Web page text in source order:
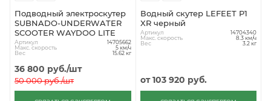
Подводный электроскутер
SUBNADO-UNDERWATER
SCOOTER WAYDOO LITE
Артикул 14705662
Макс. скорость 5 км/ч
Вес 15.62 кг
36 800 руб./шт
50 000руб./шт
Водный скутер LEFEET P1
XR черный
Артикул 14704340
Макс. скорость 8.3 км/ч
Вес 3.2 кг
от103 920 руб.